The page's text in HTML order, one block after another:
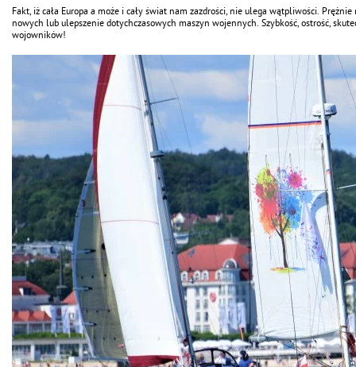
Fakt, iż cała Europa a może i cały świat nam zazdrości, nie ulega wątpliwości.
nowych lub ulepszenie dotychczasowych maszyn wojennych. Szybkość, ostrość,
wojowników!